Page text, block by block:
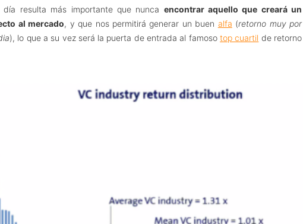
resulta más importante que nunca encontrar aquello que creará un
al mercado, y que nos permitirá generar un buen alfa (retorno muy por
), lo que a su vez será la puerta de entrada al famosotop cuartil de retorno